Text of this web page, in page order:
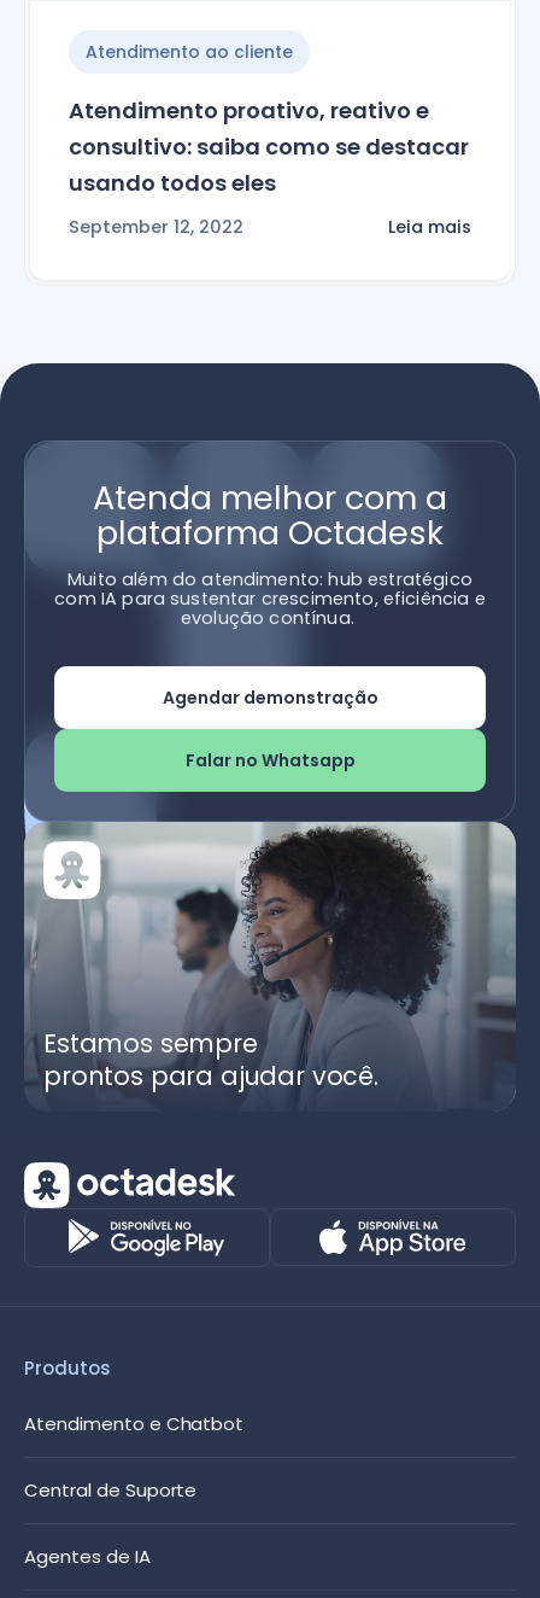
Atendimento ao cliente
Atendimento proativo, reativo e
consultivo: saiba como se destacar
usando todos eles
September 12, 2022 Leia mais
Atenda melhor com a
plataforma Octadesk
Muito além do atendimento: hub estratégico
com IA para sustentar crescimento, eficiência e
evolução contínua.
Agendar demonstração
Falar no Whatsapp
Estamos sempre
prontos para ajudar você.
Produtos
Atendimento e Chatbot
Central de Suporte
Agentes de IA